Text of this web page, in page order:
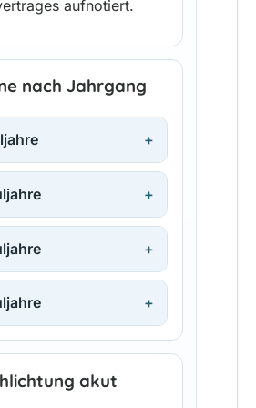
aufnotiert.
nach Jahrgang
akut